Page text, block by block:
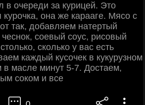
в очереди за курицей. Это
она же карааге. Мясо с
так, добавляем натертый
соевый соус, рисовый
сколько у вас есть
каждый кусочек в кукурузном
масле минут 5-7. Достаем,
соком и все